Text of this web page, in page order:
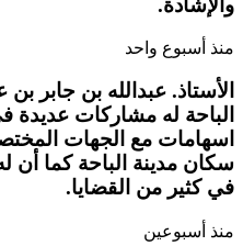
منذ أسبوع واحد
الأستاذ. عبدالله بن جابر
الباحة له مشاركات عديدة
اسهامات مع الجهات
سكان مدينة الباحة كما أن
في كثير من القضايا.
منذ أسبوعين